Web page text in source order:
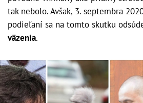
tak nebolo. Avšak, 3. septembra
podieľaní sa na tomto skutku
väzenia.